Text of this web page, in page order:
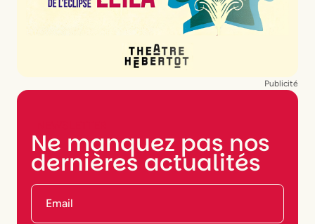
Publicité
Ne manquez pas nos
dernières actualités